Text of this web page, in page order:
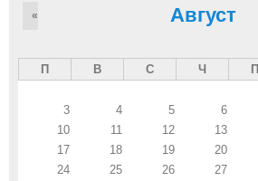
Август
«
П В С Ч П
3
4 5 6
10
11 12 13
17
18 19 20
24
25 26 27